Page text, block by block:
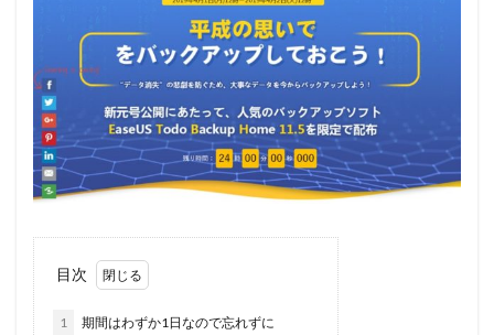
目次
1 期間はわずか1日なので忘れずに